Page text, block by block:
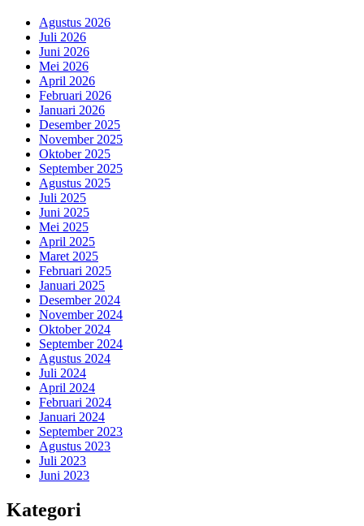
Agustus 2026
Juli 2026
Juni 2026
Mei 2026
April 2026
Februari 2026
Januari 2026
Desember 2025
November 2025
Oktober 2025
September 2025
Agustus 2025
Juli 2025
Juni 2025
Mei 2025
April 2025
Maret 2025
Februari 2025
Januari 2025
Desember 2024
November 2024
Oktober 2024
September 2024
Agustus 2024
Juli 2024
April 2024
Februari 2024
Januari 2024
September 2023
Agustus 2023
Juli 2023
Juni 2023
Kategori